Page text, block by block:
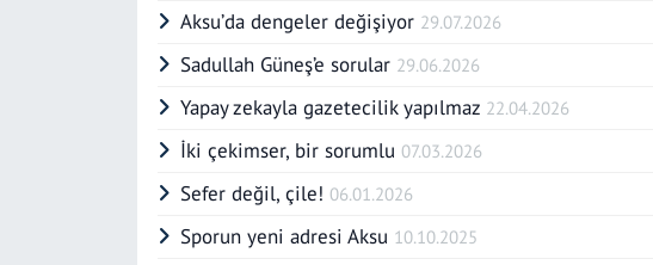
Aksu’da dengeler değişiyor 29.07.2026
Sadullah Güneş’e sorular 29.06.2026
Yapay zekayla gazetecilik yapılmaz 22.04.2026
İki çekimser, bir sorumlu 07.03.2026
Sefer değil, çile! 06.01.2026
Sporun yeni adresi Aksu 10.10.2025